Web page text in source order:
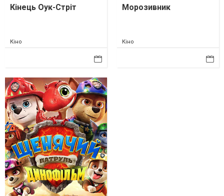
Кінець Оук-Стріт
Кіно
Морозивник
Кіно